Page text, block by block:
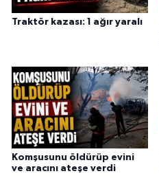
Traktör kazası: 1 ağır yaralı
Komşusunu öldürüp evini
ve aracını ateşe verdi